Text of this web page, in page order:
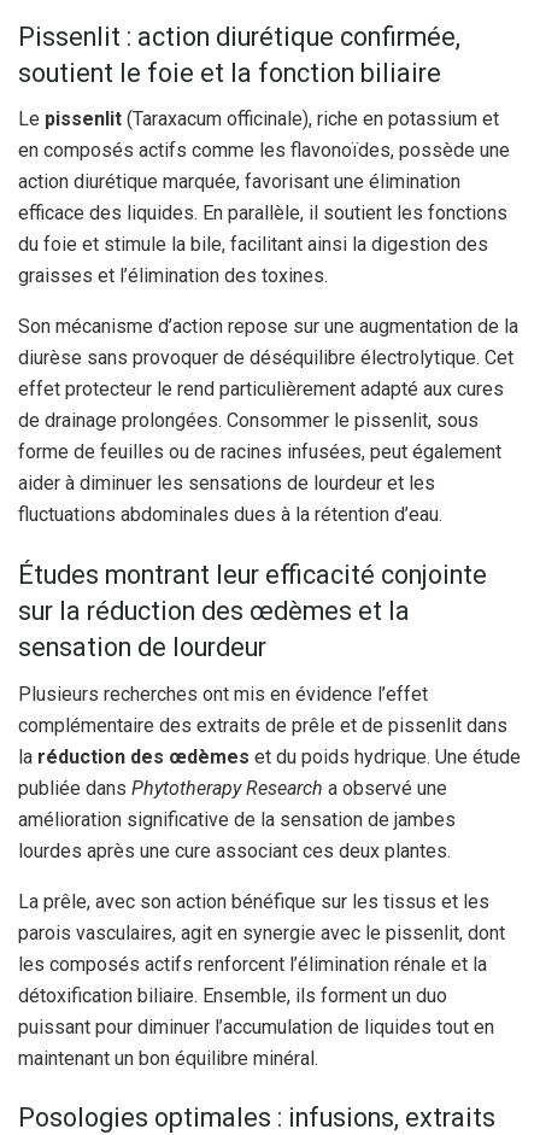
Pissenlit : action diurétique confirmée,
soutient le foie et la fonction biliaire
Le pissenlit (Taraxacum officinale), riche en potassium et
en composés actifs comme les flavonoïdes, possède une
action diurétique marquée, favorisant une élimination
efficace des liquides. En parallèle, il soutient les fonctions
du foie et stimule la bile, facilitant ainsi la digestion des
graisses et l’élimination des toxines.
Son mécanisme d’action repose sur une augmentation de la
diurèse sans provoquer de déséquilibre électrolytique. Cet
effet protecteur le rend particulièrement adapté aux cures
de drainage prolongées. Consommer le pissenlit, sous
forme de feuilles ou de racines infusées, peut également
aider à diminuer les sensations de lourdeur et les
fluctuations abdominales dues à la rétention d’eau.
Études montrant leur efficacité conjointe
sur la réduction des œdèmes et la
sensation de lourdeur
Plusieurs recherches ont mis en évidence l’effet
complémentaire des extraits de prêle et de pissenlit dans
la réduction des œdèmes et du poids hydrique. Une étude
publiée dans Phytotherapy Research a observé une
amélioration significative de la sensation de jambes
lourdes après une cure associant ces deux plantes.
La prêle, avec son action bénéfique sur les tissus et les
parois vasculaires, agit en synergie avec le pissenlit, dont
les composés actifs renforcent l’élimination rénale et la
détoxification biliaire. Ensemble, ils forment un duo
puissant pour diminuer l’accumulation de liquides tout en
maintenant un bon équilibre minéral.
Posologies optimales : infusions, extraits